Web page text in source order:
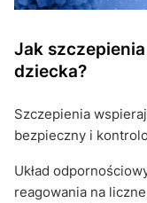
Jak
dziecka?
Szczepienia
bezpieczny i
Układ
reagowania na